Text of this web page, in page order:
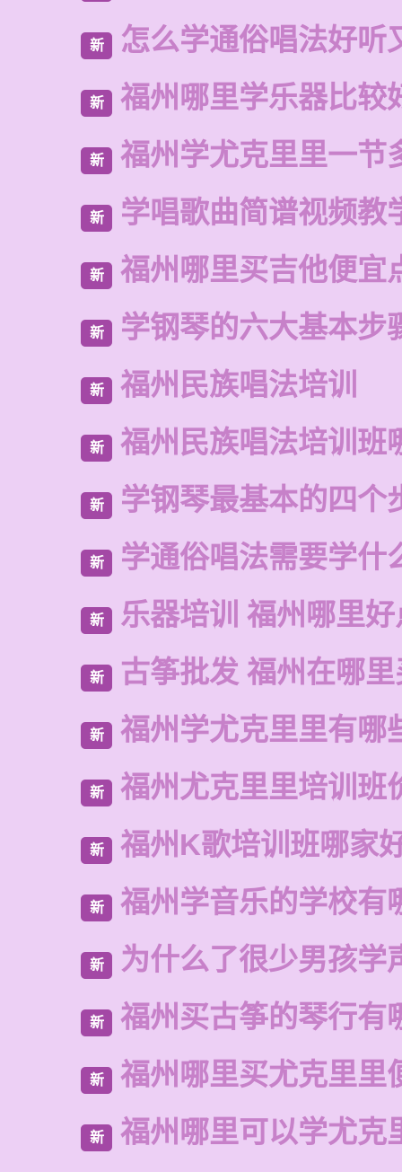
新 怎么学通俗唱法好听
新 福州哪里学乐器比较
新 福州学尤克里里一节
新 学唱歌曲简谱视频教
新 福州哪里买吉他便宜
新 学钢琴的六大基本步
新 福州民族唱法培训
新 福州民族唱法培训班
新 学钢琴最基本的四个
新 学通俗唱法需要学什
新 乐器培训 福州哪里
新 古筝批发 福州在哪
新 福州学尤克里里有哪
新 福州尤克里里培训班
新 福州K歌培训班哪家
新 福州学音乐的学校有
新 为什么了很少男孩学
新 福州买古筝的琴行有
新 福州哪里买尤克里里
新 福州哪里可以学尤克